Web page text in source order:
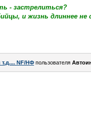
- застрелиться?
и жизнь длиннее не
NF/НФ пользователя